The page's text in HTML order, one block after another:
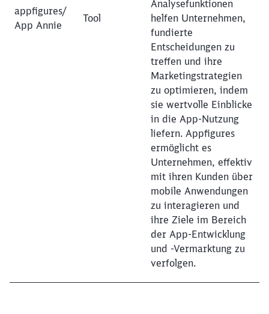
appfigures/
App Annie
Tool
Analysefunktionen
helfen Unternehmen,
fundierte
Entscheidungen zu
treffen und ihre
Marketingstrategien
zu optimieren, indem
sie wertvolle Einblicke
in die App-Nutzung
liefern. Appfigures
ermöglicht es
Unternehmen, effektiv
mit ihren Kunden über
mobile Anwendungen
zu interagieren und
ihre Ziele im Bereich
der App-Entwicklung
und -Vermarktung zu
verfolgen.